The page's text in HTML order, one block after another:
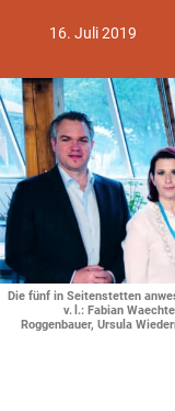
16. Juli 2019
Die fünf in Seitenstetten
v. l.: Fabian
Roggenbauer, Ursula